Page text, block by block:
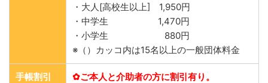
・大人[高校生以上] 1,950円
・中学生 1,470円
・小学生 880円
※（）カッコ内は15名以上の一般団体料金
手帳割引
✿ご本人と介助者の方に割引有り。